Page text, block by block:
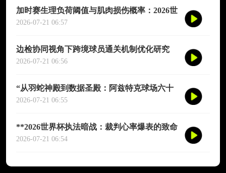
加时赛生理负荷阈值与肌肉损伤概率：2026世
界杯多维度预测模型
2026-07-21 06:57
边检协同视角下跨境球员通关机制优化研究
——以2026年联合世界杯为场景
2026-07-21 06:56
“从羽蛇神殿到数据圣殿：阿兹特克球场六十
年世界杯的文明跃迁”
2026-07-21 06:55
**2026世界杯执法暗战：裁判心率爆表的致命
90分钟**
2026-07-21 06:54